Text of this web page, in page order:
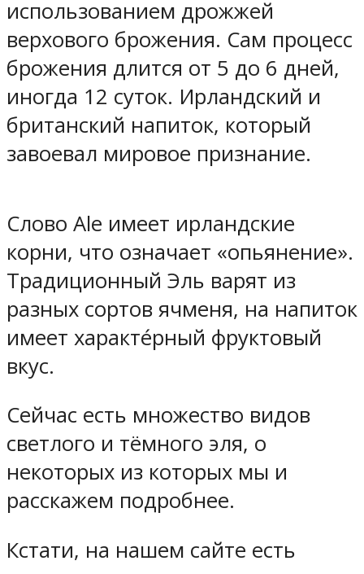
использованием дрожжей
верхового брожения. Сам процесс
брожения длится от 5 до 6 дней,
иногда 12 суток. Ирландский и
британский напиток, который
завоевал мировое признание.
Слово Ale имеет ирландские
корни, что означает «опьянение».
Традиционный Эль варят из
разных сортов ячменя, на напиток
имеет характе́рный фруктовый
вкус.
Сейчас есть множество видов
светлого и тёмного эля, о
некоторых из которых мы и
расскажем подробнее.
Кстати, на нашем сайте есть